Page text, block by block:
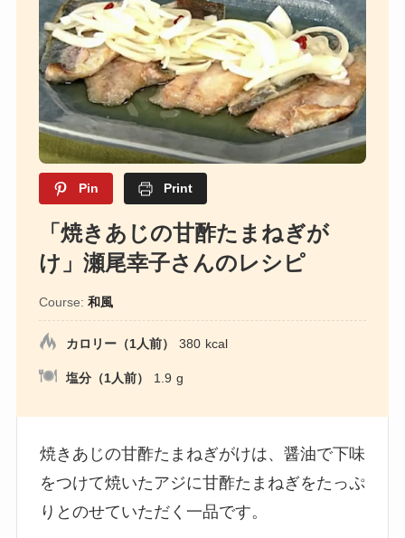
Pin Print
「焼きあじの甘酢たまねぎが
け」瀬尾幸子さんのレシピ
Course: 和風
カロリー（1人前） 380 kcal
塩分（1人前） 1.9 g
焼きあじの甘酢たまねぎがけは、醤油で下味
をつけて焼いたアジに甘酢たまねぎをたっぷ
りとのせていただく一品です。